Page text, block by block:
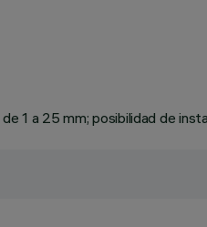
1 a 25 mm; posibilidad de